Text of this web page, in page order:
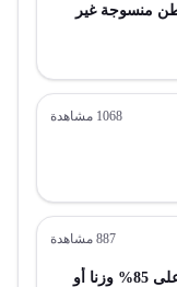
منسوجة غير
1068 مشاهدة
887 مشاهدة
أقمشة منسوجة من خيوط تركيبية تحتوي على 85% وزنا أو